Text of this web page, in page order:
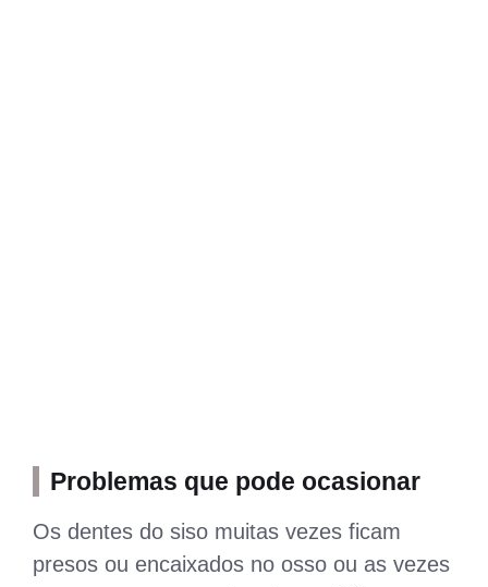
Problemas que pode ocasionar
Os dentes do siso muitas vezes ficam
presos ou encaixados no osso ou as vezes